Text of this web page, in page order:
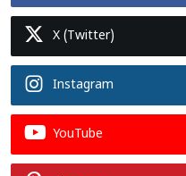
X (Twitter)
Instagram
YouTube